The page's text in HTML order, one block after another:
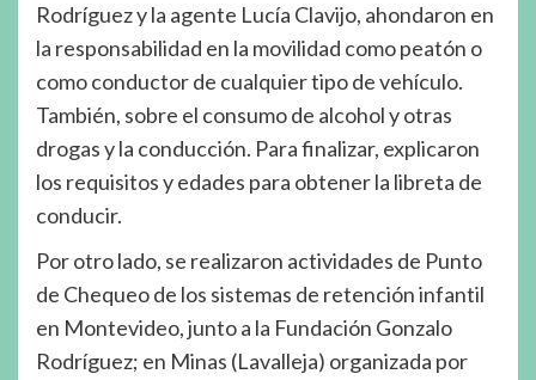
Rodríguez y la agente Lucía Clavijo, ahondaron en
la responsabilidad en la movilidad como peatón o
como conductor de cualquier tipo de vehículo.
También, sobre el consumo de alcohol y otras
drogas y la conducción. Para finalizar, explicaron
los requisitos y edades para obtener la libreta de
conducir.
Por otro lado, se realizaron actividades de Punto
de Chequeo de los sistemas de retención infantil
en Montevideo, junto a la Fundación Gonzalo
Rodríguez; en Minas (Lavalleja) organizada por